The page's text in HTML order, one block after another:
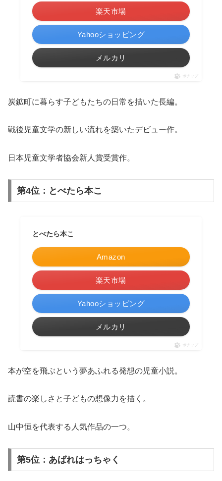
楽天市場
Yahooショッピング
メルカリ
ポチップ
炭鉱町に暮らす子どもたちの日常を描いた長編。
戦後児童文学の新しい流れを築いたデビュー作。
日本児童文学者協会新人賞受賞作。
第4位：とべたら本こ
とべたら本こ
Amazon
楽天市場
Yahooショッピング
メルカリ
ポチップ
本が空を飛ぶという夢あふれる発想の児童小説。
読書の楽しさと子どもの想像力を描く。
山中恒を代表する人気作品の一つ。
第5位：あばれはっちゃく